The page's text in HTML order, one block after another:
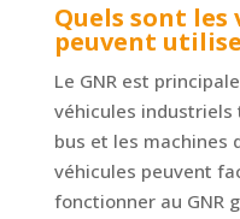
Quels sont les
peuvent
Le GNR est
véhicules industriels
bus et les machines
véhicules peuvent
fonctionner au GNR